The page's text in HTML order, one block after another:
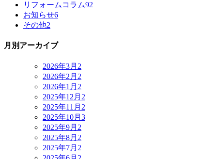
リフォームコラム92
お知らせ6
その他2
月別アーカイブ
2026年3月 2
2026年2月 2
2026年1月 2
2025年12月 2
2025年11月 2
2025年10月 3
2025年9月 2
2025年8月 2
2025年7月 2